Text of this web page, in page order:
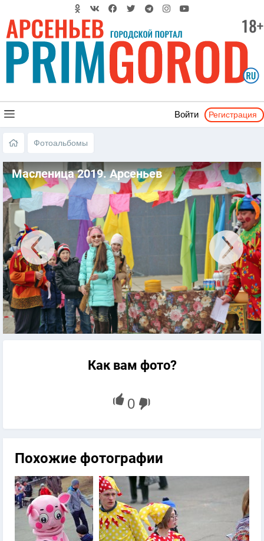
Войти Регистрация
Фотоальбомы
Масленица 2019. Арсеньев
Как вам фото?
Похожие фотографии